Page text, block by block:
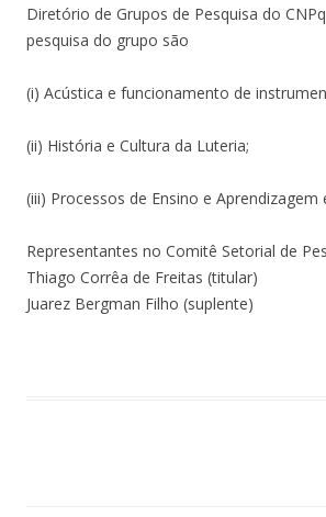
Diretório de Grupos de Pesquisa do
pesquisa do grupo são
(i) Acústica e funcionamento de
(ii) História e Cultura da Luteria;
(iii) Processos de Ensino e Aprendizagem
Representantes no Comitê Setorial de
Thiago Corrêa de Freitas (titular)
Juarez Bergman Filho (suplente)